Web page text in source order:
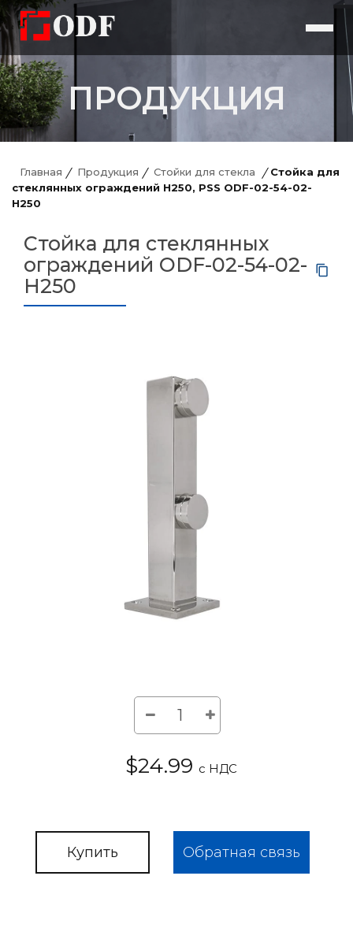
ПРОДУКЦИЯ
Главная Продукция Стойки для стекла
Стойка для
стеклянных ограждений H250, PSS ODF-02-54-02-
H250
Стойка для стеклянных
ограждений ODF-02-54-02-
H250
$24.99 с НДС
Купить Обратная связь